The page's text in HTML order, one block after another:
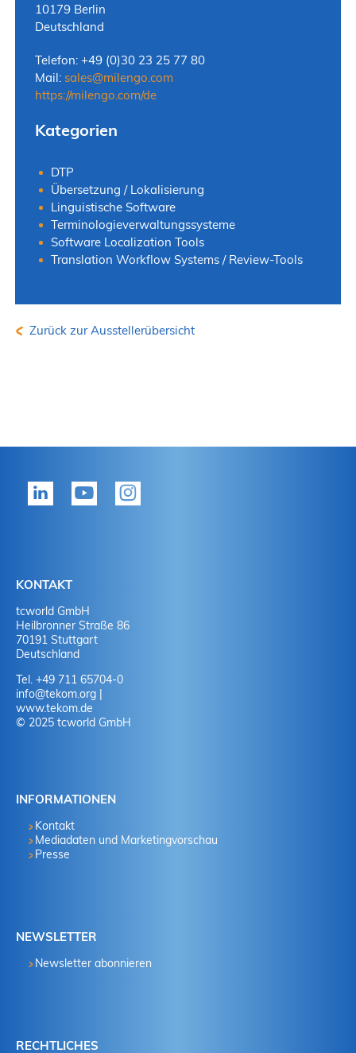
10179 Berlin
Deutschland
Telefon: +49 (0)30 23 25 77 80
Mail: sales@milengo.com
https://milengo.com/de
Kategorien
DTP
Übersetzung / Lokalisierung
Linguistische Software
Terminologieverwaltungssysteme
Software Localization Tools
Translation Workflow Systems / Review-Tools
Zurück zur Ausstellerübersicht
KONTAKT
tcworld GmbH
Heilbronner Straße 86
70191 Stuttgart
Deutschland
Tel. +49 711 65704-0
info@tekom.org |
www.tekom.de
© 2025 tcworld GmbH
INFORMATIONEN
Kontakt
Mediadaten und Marketingvorschau
Presse
NEWSLETTER
Newsletter abonnieren
RECHTLICHES